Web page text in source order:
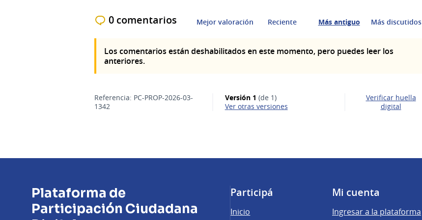
0 comentarios Mejor valoración Reciente Más antiguo Más discutidos
Los comentarios están deshabilitados en este momento, pero puedes leer los
anteriores.
Referencia: PC-PROP-2026-03-
1342
Versión 1 (de 1)
ver otras versiones
Verificar huella
digital
Plataforma de
Participación Ciudadana
Participá
Inicio
Mi cuenta
Ingresar a la plataforma